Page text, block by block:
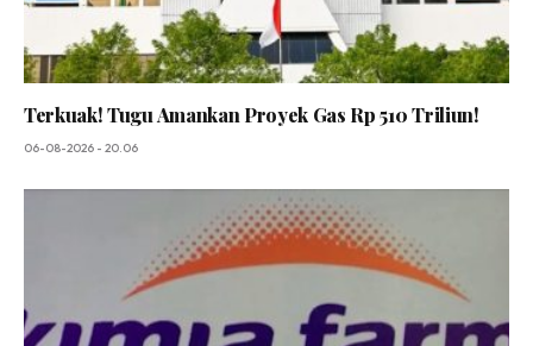
Terkuak! Tugu Amankan Proyek Gas Rp 510 Triliun!
06-08-2026 - 20.06